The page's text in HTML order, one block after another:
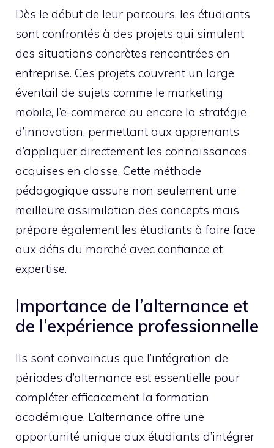
Dès le début de leur parcours, les étudiants
sont confrontés à des projets qui simulent
des situations concrètes rencontrées en
entreprise. Ces projets couvrent un large
éventail de sujets comme le marketing
mobile, l’e-commerce ou encore la stratégie
d’innovation, permettant aux apprenants
d’appliquer directement les connaissances
acquises en classe. Cette méthode
pédagogique assure non seulement une
meilleure assimilation des concepts mais
prépare également les étudiants à faire face
aux défis du marché avec confiance et
expertise.
Importance de l’alternance et
de l’expérience professionnelle
Ils sont convaincus que l’intégration de
périodes d’alternance est essentielle pour
compléter efficacement la formation
académique. L’alternance offre une
opportunité unique aux étudiants d’intégrer